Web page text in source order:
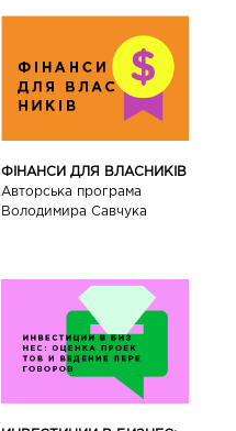
ФІНАНСИ ДЛЯ ВЛАСНИКІВ
Авторська програма
Володимира Савчука